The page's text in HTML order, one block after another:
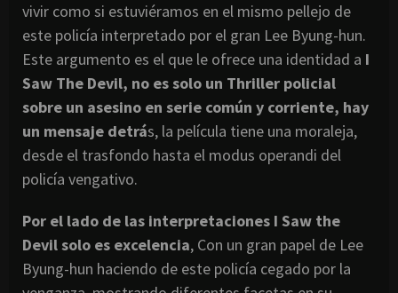
vivir como si estuviéramos en el mismo pellejo de
este policía interpretado por el gran Lee Byung-hun.
Este argumento es el que le ofrece una identidad a I
Saw The Devil, no es solo un Thriller policial
sobre un asesino en serie común y corriente, hay
un mensaje detrás, la película tiene una moraleja,
desde el trasfondo hasta el modus operandi del
policía vengativo.
Por el lado de las interpretaciones I Saw the
Devil solo es excelencia, Con un gran papel de Lee
Byung-hun haciendo de este policía cegado por la